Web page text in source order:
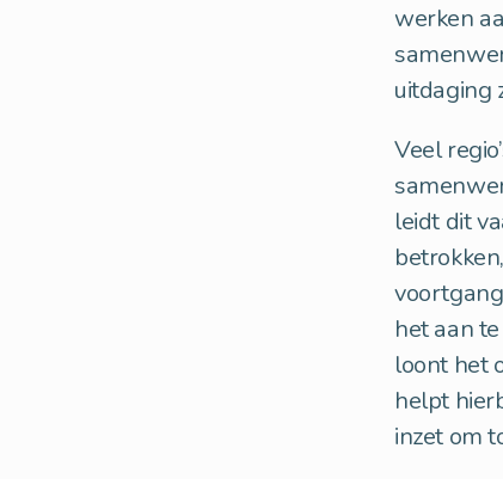
werken
uitdaging
Veel
leidt dit
het aan
loont het
helpt
inzet om